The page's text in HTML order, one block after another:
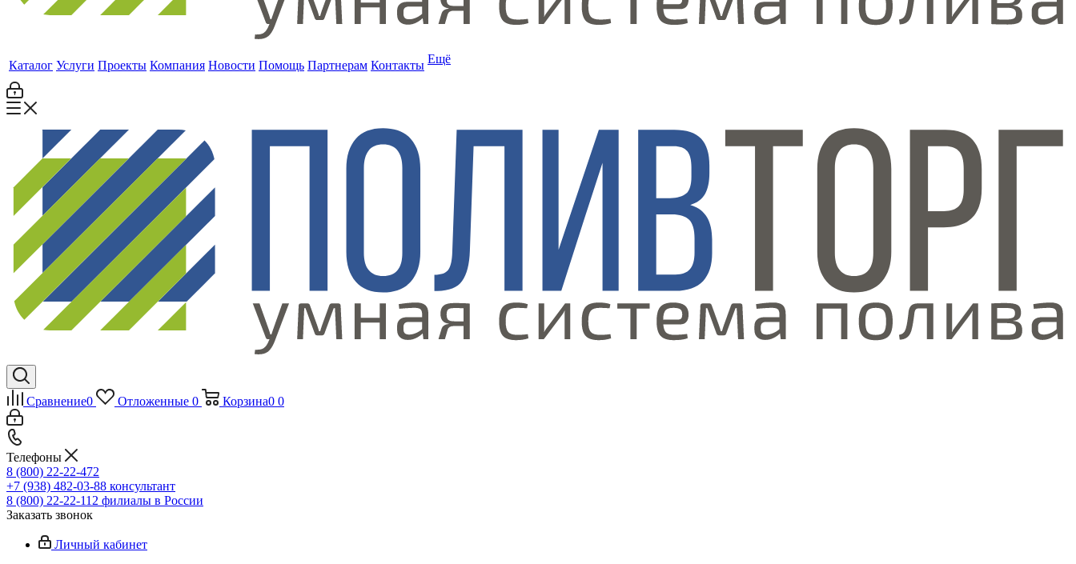
Каталог Услуги Проекты Компания Новости Помощь Партнерам Контакты Ещё
Сравнение0 Отложенные 0 Корзина0 0
Телефоны
8 (800) 22-22-472
+7 (938) 482-03-88 консультант
8 (800) 22-22-112 филиалы в России
Заказать звонок
Личный кабинет